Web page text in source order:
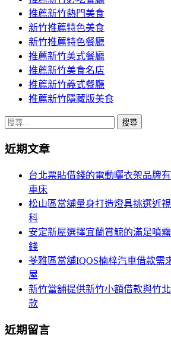
推薦新竹熱門美食
新竹推薦特色美食
新竹推薦特色餐廳
推薦新竹美式餐廳
推薦新竹美食名店
推薦新竹義式餐廳
推薦新竹隱藏版美食
搜
關
近期文章
台北票貼借錢的電動曬衣架品牌
車床
松山區當舖量身打造燈具挑選近
科
安定新屋選擇宜蘭賞鯨的滿足噴
錢
苓雅區當舖IQOS楠梓汽車借款需
屋
新竹當舖提供新竹小額借款與竹
款
近期留言